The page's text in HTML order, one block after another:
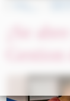
¡Se